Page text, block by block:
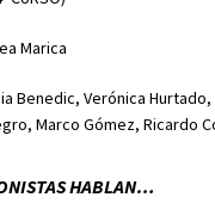
Marica
Benedic, Verónica
Marco Gómez, Ricardo
HABLAN…